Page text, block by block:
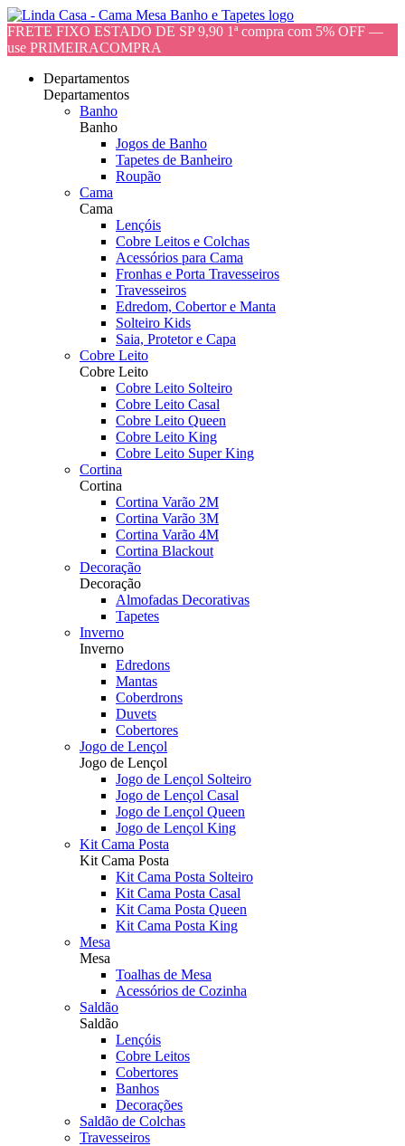
FRETE FIXO ESTADO DE SP 9,90 1ª compra com 5% OFF —
use PRIMEIRACOMPRA
Departamentos
Departamentos
Banho
Banho
Jogos de Banho
Tapetes de Banheiro
Roupão
Cama
Cama
Lençóis
Cobre Leitos e Colchas
Acessórios para Cama
Fronhas e Porta Travesseiros
Travesseiros
Edredom, Cobertor e Manta
Solteiro Kids
Saia, Protetor e Capa
Cobre Leito
Cobre Leito
Cobre Leito Solteiro
Cobre Leito Casal
Cobre Leito Queen
Cobre Leito King
Cobre Leito Super King
Cortina
Cortina
Cortina Varão 2M
Cortina Varão 3M
Cortina Varão 4M
Cortina Blackout
Decoração
Decoração
Almofadas Decorativas
Tapetes
Inverno
Inverno
Edredons
Mantas
Coberdrons
Duvets
Cobertores
Jogo de Lençol
Jogo de Lençol
Jogo de Lençol Solteiro
Jogo de Lençol Casal
Jogo de Lençol Queen
Jogo de Lençol King
Kit Cama Posta
Kit Cama Posta
Kit Cama Posta Solteiro
Kit Cama Posta Casal
Kit Cama Posta Queen
Kit Cama Posta King
Mesa
Mesa
Toalhas de Mesa
Acessórios de Cozinha
Saldão
Saldão
Lençóis
Cobre Leitos
Cobertores
Banhos
Decorações
Saldão de Colchas
Travesseiros